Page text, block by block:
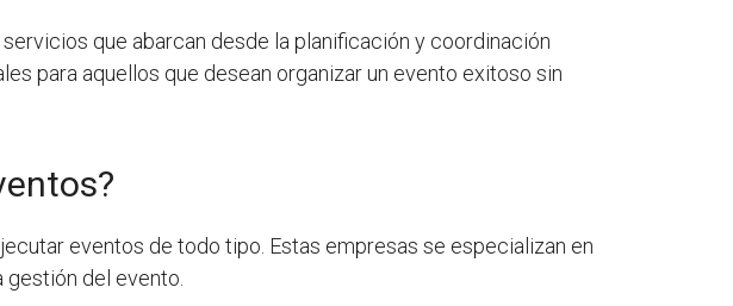
que abarcan desde la planificación y coordinación
para aquellos que desean organizar un evento exitoso sin
eventos de todo tipo. Estas empresas se especializan en
gestión del evento.